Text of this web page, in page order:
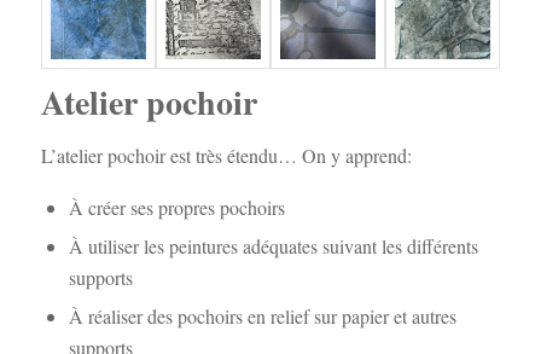
Atelier pochoir
L’atelier pochoir est très étendu… On y apprend:
À créer ses propres pochoirs
À utiliser les peintures adéquates suivant les différents
supports
À réaliser des pochoirs en relief sur papier et autres
supports